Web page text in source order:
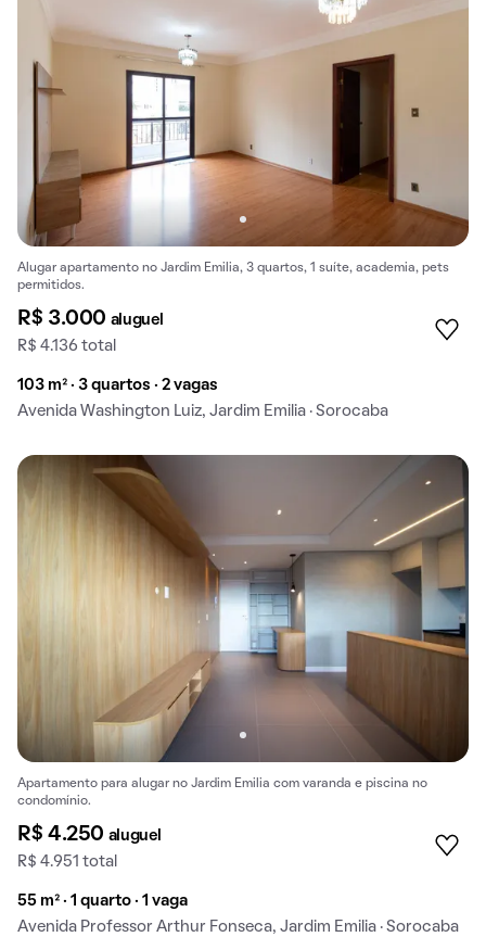
Alugar apartamento no Jardim Emilia, 3 quartos, 1 suíte, academia, pets
permitidos.
R$ 3.000 aluguel
R$ 4.136 total
103 m² · 3 quartos · 2 vagas
Avenida Washington Luiz, Jardim Emilia · Sorocaba
Apartamento para alugar no Jardim Emilia com varanda e piscina no
condomínio.
R$ 4.250 aluguel
R$ 4.951 total
55 m² · 1 quarto · 1 vaga
Avenida Professor Arthur Fonseca, Jardim Emilia · Sorocaba